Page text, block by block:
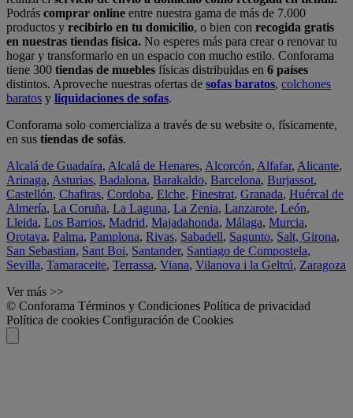
Podrás comprar online entre nuestra gama de más de 7.000
productos y recibirlo en tu domicilio, o bien con recogida gratis
en nuestras tiendas física. No esperes más para crear o renovar tu
hogar y transformarlo en un espacio con mucho estilo. Conforama
tiene 300 tiendas de muebles físicas distribuidas en 6 países
distintos. Aproveche nuestras ofertas de sofas baratos, colchones
baratos y liquidaciones de sofas.
Conforama solo comercializa a través de su website o, físicamente,
en sus tiendas de sofás.
Alcalá de Guadaíra, Alcalá de Henares, Alcorcón, Alfafar, Alicante,
Arinaga, Asturias, Badalona, Barakaldo, Barcelona, Burjassot,
Castellón, Chafiras, Cordoba, Elche, Finestrat, Granada, Huércal de
Almería, La Coruña, La Laguna, La Zenia, Lanzarote, León,
Lleida, Los Barrios, Madrid, Majadahonda, Málaga, Murcia,
Orotava, Palma, Pamplona, Rivas, Sabadell, Sagunto, Salt, Girona,
San Sebastian, Sant Boi, Santander, Santiago de Compostela,
Sevilla, Tamaraceite, Terrassa, Viana, Vilanova i la Geltrú, Zaragoza
Ver más >>
© Conforama Términos y Condiciones Política de privacidad
Política de cookies Configuración de Cookies